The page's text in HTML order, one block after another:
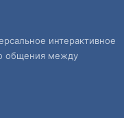
интерактивное
общения между